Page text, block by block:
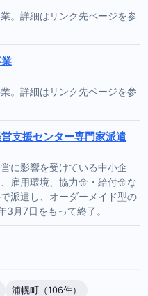
。詳細はリンク先ページを参
。詳細はリンク先ページを参
支援センター専門家派遣
に影響を受けている中小企
雇用環境、協力金・給付金な
派遣し、オーダーメイド型の
月7日をもって終了。
浦幌町（106件）